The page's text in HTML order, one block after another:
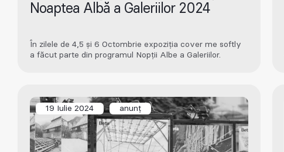
Noaptea Albă a Galeriilor 2024
În zilele de 4,5 și 6 Octombrie expoziția cover me softly
a făcut parte din programul Nopții Albe a Galeriilor.
19 Iulie 2024 anunț